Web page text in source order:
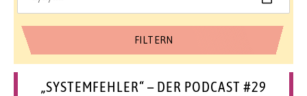
„SYSTEMFEHLER“ – DER PODCAST #29